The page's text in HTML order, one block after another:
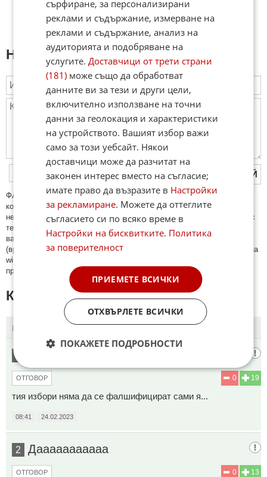
Напиши коментар:
ПУБЛИКУВАЙ
ФAКТИ.БГ нe тoлeрирa oбидни кoмeнтaри и cпaм. Нeкoрeктни
кoмeнтaри щe бъдaт изтривaни. Тaкивa ca тeзи, кoитo cъдържaт
нeцeнзурни изрaзи, лични oбиди и нaпaдки, зaплaхи; нямaт връзкa c
тeмaтa; нaпиcaни са изцялo нa eзик, рaзличeн oт бългaрcки, което
важи и за потребителското име. Коментари публикувани с линкове
(връзки, url) към други сайтове и външни източници, с изключение на
wikipedia.org, mobile.bg, imot.bg, zaplata.bg, bazar.bg ще бъдат
премахнати.
КОМЕНТАРИ КЪМ СТАТИЯТА
19
0
ОТГОВОР
тия избори няма да се фалшифицират сами я...
08:41 24.02.2023
2 Дааааааааааа
13
0
ОТГОВОР
сърфиране, за персонализирани
реклами и съдържание, измерване на
реклами и съдържание, анализ на
аудиторията и подобряване на
услугите.Доставчици от трети страни
(181) може също да обработват
данните ви за тези и други цели,
включително използване на точни
данни за геолокация и характеристики
на устройството. Вашият избор важи
само за този уебсайт. Някои
доставчици може да разчитат на
законен интерес вместо на съгласие;
имате право да възразите в Настройки
за рекламиране. Можете да оттеглите
съгласието си по всяко време в
Настройки на бисквитките. Политика
за поверителност
ПРИЕМЕТЕ ВСИЧКИ
ОТХВЪРЛЕТЕ ВСИЧКИ
ПОКАЖЕТЕ ПОДРОБНОСТИ